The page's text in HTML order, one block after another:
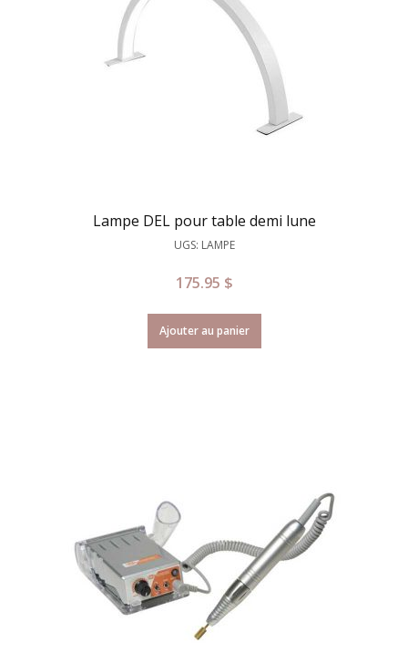
Lampe DEL pour table demi lune
UGS: LAMPE
175.95 $
Ajouter au panier